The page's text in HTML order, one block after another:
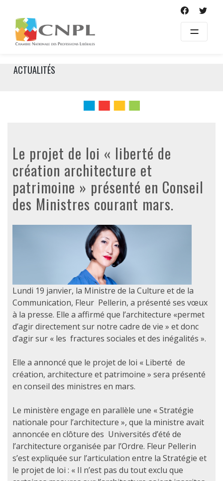
content
ACTUALITÉS
Le projet de loi « liberté de
création architecture et
patrimoine » présenté en Conseil
des Ministres courant mars.
Lundi 19 janvier, la Ministre de la Culture et de la
Communication, Fleur Pellerin, a présenté ses vœux
à la presse. Elle a affirmé que l’architecture «permet
d’agir directement sur notre cadre de vie » et donc
d’agir sur « les fractures sociales et des inégalités ».
Elle a annoncé que le projet de loi « Liberté de
création, architecture et patrimoine » sera présenté
en conseil des ministres en mars.
Le ministère engage en parallèle une « Stratégie
nationale pour l’architecture », que la ministre avait
annoncée en clôture des Universités d’été de
l’architecture organisée par l’Ordre. Fleur Pellerin
s’est expliquée sur l’articulation entre la Stratégie et
le projet de loi : « Il n’est pas du tout exclu que